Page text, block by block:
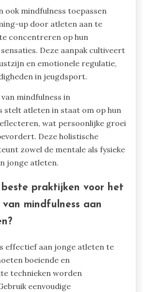
in te voegen, zich te
ademcontrole en het
bewustzijn van het huidige
kunnen het
van atleten verbeteren en de
worden geïntroduceerd via
waarbij atleten
visualiseren. Regelmatige
technieken bevordert een
waardoor jonge atleten effectief
met competitieve druk.
ook mindfulness toepassen
up door atleten aan te
concentreren op hun
Deze aanpak cultiveert
in jeugdsport.
mindfulness in
stelt atleten in staat om op hun